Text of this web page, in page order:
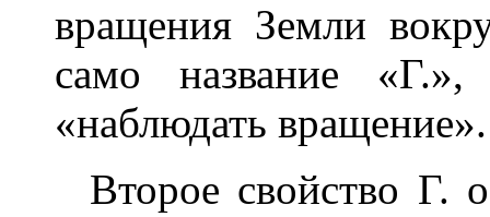
вращения Земли
само название
«наблюдать вращение».
Второе свойство Г.